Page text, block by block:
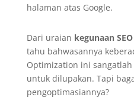
halaman atas Google.
Dari uraian kegunaan
tahu bahwasannya
Optimization ini
untuk dilupakan. Tapi
pengoptimasiannya?